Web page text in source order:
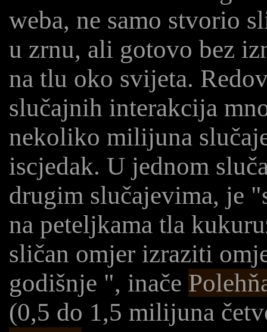
weba, ne samo stvorio
u zrnu, ali gotovo bez
na tlu oko svijeta.
slučajnih interakcija
nekoliko milijuna
iscjedak. U jednom
drugim slučajevima, je
na peteljkama tla
sličan omjer izraziti
godišnje ", inače
(0,5 do 1,5 milijuna